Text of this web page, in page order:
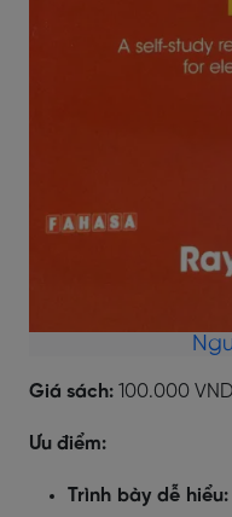
Giá sách: 100.000 VND
Ưu điểm:
Trình bày dễ hiểu: